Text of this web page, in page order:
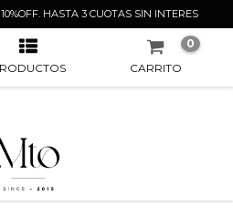
HASTA 3 CUOTAS SIN INTERES
COLLAR CORBATERO RITZ ACERO DORADO
CARRITO
0